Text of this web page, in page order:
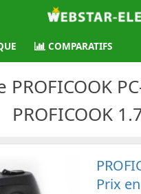
COMPARATIFS
PROFICOOK
Prix